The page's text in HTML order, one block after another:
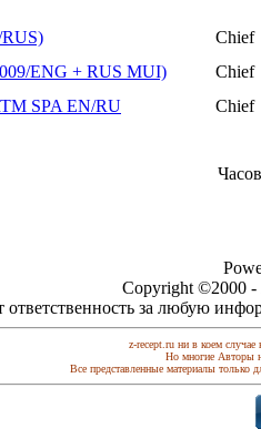
Chief
ENG + RUS MUI)
Chief
SPA EN/RU
Chief
Copyright ©2000 -
ответственность за любую
z-recept.ru ни в коем случае
Но многие Авторы
Все представленные материалы только